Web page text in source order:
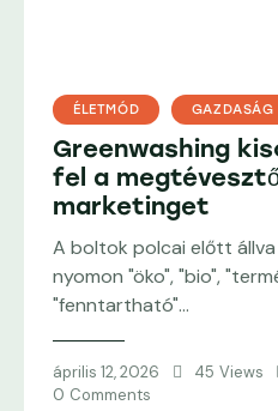
ÉLETMÓD GAZDASÁG
Greenwashing
fel a
marketinget
A boltok polcai előtt
nyomon "öko", "bio",
"fenntartható"…
április 12, 2026 45 Views
0 Comments